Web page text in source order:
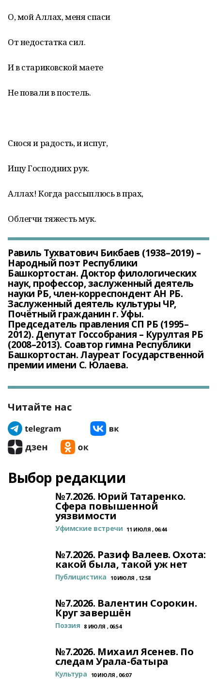
О, мой Аллах, меня спаси
От недостатка сил.
И в стариковской маете
Не повали в постель.
Снося и радость, и испуг,
Ищу Господних рук.
Аллах! Когда рассыплюсь в прах,
Облегчи тяжесть мук.
Равиль Тухватович Бикбаев (1938–2019) –
Народный поэт Республики
Башкортостан. Доктор филологических
наук, профессор, заслуженный деятель
науки РБ, член-корреспондент АН РБ.
Заслуженный деятель культуры ЧР,
Почётный гражданин г. Уфы.
Председатель правления СП РБ (1995–
2012). Депутат Госсобрания – Курултая РБ
(2008–2013). Соавтор гимна Республики
Башкортостан. Лауреат Государственной
премии имени С. Юлаева.
Читайте нас
Выбор редакции
№7.2026. Юрий Татаренко.
Сфера повышенной
уязвимости
Уфимские встречи 11 ИЮЛЯ , 06:44
№7.2026. Разиф Валеев. Охота:
какой была, такой уж нет
Публицистика 10 ИЮЛЯ , 12:58
№7.2026. Валентин Сорокин.
Круг завершён
Поэзия 8 ИЮЛЯ , 06:54
№7.2026. Михаил Ясенев. По
следам Урала-батыра
Культура 10 ИЮЛЯ , 06:07